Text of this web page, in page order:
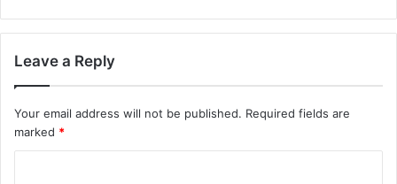
Leave a Reply
Your email address will not be published. Required fields are
marked *